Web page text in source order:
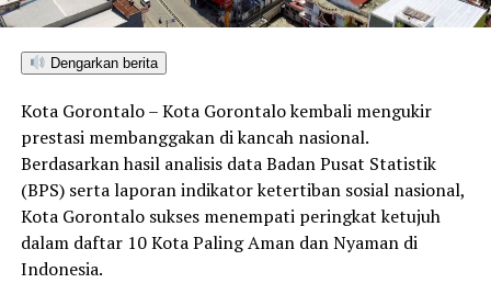
Dengarkan berita
Kota Gorontalo – Kota Gorontalo kembali mengukir
prestasi membanggakan di kancah nasional.
Berdasarkan hasil analisis data Badan Pusat Statistik
(BPS) serta laporan indikator ketertiban sosial nasional,
Kota Gorontalo sukses menempati peringkat ketujuh
dalam daftar 10 Kota Paling Aman dan Nyaman di
Indonesia.